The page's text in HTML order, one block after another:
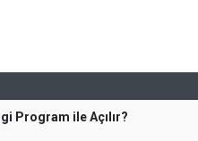
Program ile Açılır?